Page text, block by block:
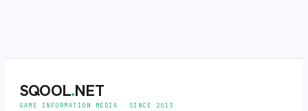
SQOOL.NET
GAME INFORMATION MEDIA ‧ SINCE 2013